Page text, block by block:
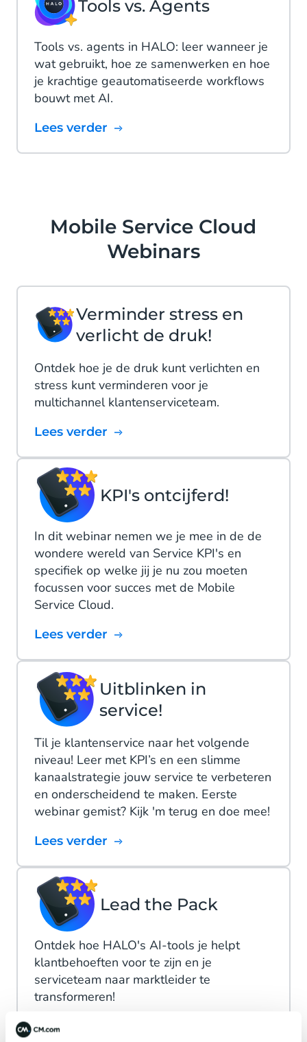
Tools vs. Agents
Tools vs. agents in HALO: leer wanneer je
wat gebruikt, hoe ze samenwerken en hoe
je krachtige geautomatiseerde workflows
bouwt met AI.
Lees verder
Mobile Service Cloud
Webinars
Verminder stress en
verlicht de druk!
Ontdek hoe je de druk kunt verlichten en
stress kunt verminderen voor je
multichannel klantenserviceteam.
Lees verder
KPI's ontcijferd!
In dit webinar nemen we je mee in de de
wondere wereld van Service KPI's en
specifiek op welke jij je nu zou moeten
focussen voor succes met de Mobile
Service Cloud.
Lees verder
Uitblinken in
service!
Til je klantenservice naar het volgende
niveau! Leer met KPI’s en een slimme
kanaalstrategie jouw service te verbeteren
en onderscheidend te maken. Eerste
webinar gemist? Kijk 'm terug en doe mee!
Lees verder
Lead the Pack
Ontdek hoe HALO's AI-tools je helpt
klantbehoeften voor te zijn en je
serviceteam naar marktleider te
transformeren!
Lees verder